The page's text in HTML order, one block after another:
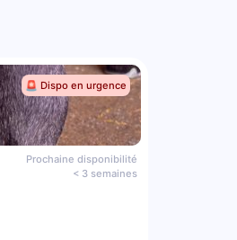
🚨 Dispo en urgence
Prochaine disponibilité
< 3 semaines